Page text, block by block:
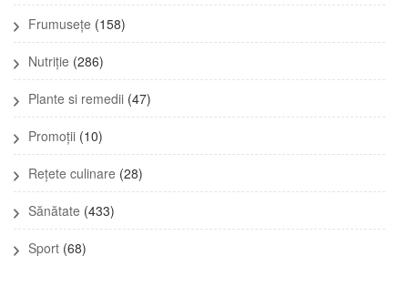
Frumusețe (158)
Nutriție (286)
Plante si remedii (47)
Promoții (10)
Rețete culinare (28)
Sănătate (433)
Sport (68)